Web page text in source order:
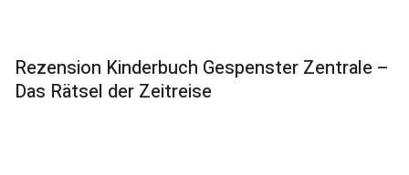
Rezension Kinderbuch Gespenster Zentrale –
Das Rätsel der Zeitreise